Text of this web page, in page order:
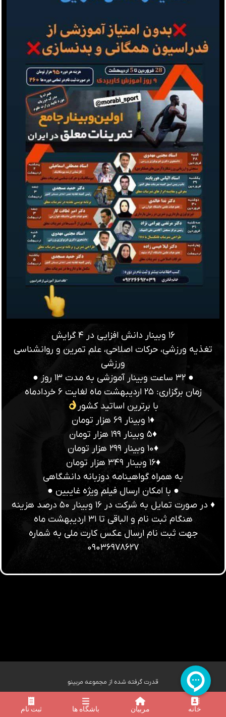
۱۶ وبینار دانش افزایی در ۴ گرایش
تغذیه ورزشی، حرکات اصلاحی، علم تمرین و روانشناسی
ورزشی
● ۳۲ ساعت وبینار آموزشی به مدت ۱۳ روز ●
زمان برگزاری: ۲۵ اردیبهشت ماه لغایت ۶ خردادماه
با برترین اساتید کشور
♦️۱ وبینار ۶۹ هزار تومان
♦️۵ وبینار ۱۹۹ هزار تومان
♦️۱۰ وبینار ۲۹۹ هزار تومان
♦️۱۶ وبینار ۳۴۹ هزار تومان
به همراه گواهینامه دوزبانه دانشگاهی
● با امکان ارسال فیلم ویژه غایبین ●
♦️ در صورت تمایل به شرکت در ۱۶ وبینار ۵۰ درصد هزینه
هنگام ثبت نام و الباقی تا ۳۱ اردیبهشت ماه
جهت ثبت نام ارسال عکس کارت ملی به شماره
۰۹۰۳۶۹۷۸۶۲۷
قدرت گرفته شده از مجموعه مربینو
خانه مربیان باشگاه ها ثبت نام